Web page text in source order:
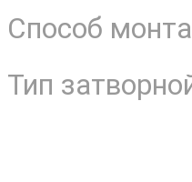
Способ
Тип